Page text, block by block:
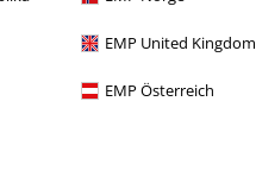
EMP United Kingdom
EMP Österreich